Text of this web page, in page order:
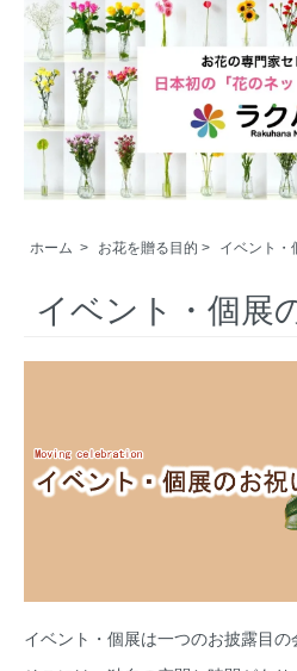
ホーム > お花を贈る目的 > イベント・
イベント・個展
イベント・個展は一つのお披露目の